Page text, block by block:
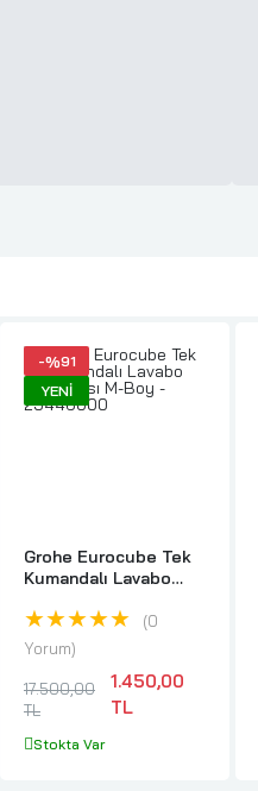
-%91
YENI
Grohe Eurocube Tek
Kumandalı Lavabo
23446000
★★★★★
0
Yorum
17.500,00
TL
1.450,00
TL
Stokta Var